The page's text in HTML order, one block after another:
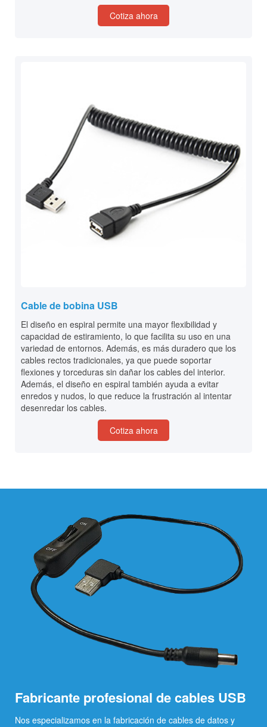
Cotiza ahora
Cable de bobina USB
El diseño en espiral permite una mayor flexibilidad y
capacidad de estiramiento, lo que facilita su uso en una
variedad de entornos. Además, es más duradero que los
cables rectos tradicionales, ya que puede soportar
flexiones y torceduras sin dañar los cables del interior.
Además, el diseño en espiral también ayuda a evitar
enredos y nudos, lo que reduce la frustración al intentar
desenredar los cables.
Cotiza ahora
Fabricante profesional de cables USB
Nos especializamos en la fabricación de cables de datos y